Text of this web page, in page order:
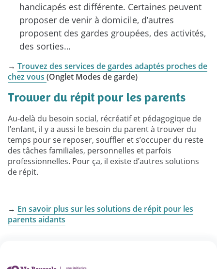
handicapés est différente. Certaines peuvent
proposer de venir à domicile, d’autres
proposent des gardes groupées, des activités,
des sorties…
→ Trouvez des services de gardes adaptés proches de
chez vous (Onglet Modes de garde)
Trouver du répit pour les parents
Au-delà du besoin social, récréatif et pédagogique de
l’enfant, il y a aussi le besoin du parent à trouver du
temps pour se reposer, souffler et s’occuper du reste
des tâches familiales, personnelles et parfois
professionnelles. Pour ça, il existe d’autres solutions
de répit.
→ En savoir plus sur les solutions de répit pour les
parents aidants